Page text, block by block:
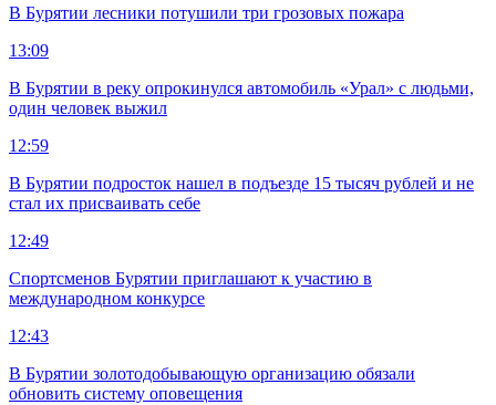
В Бурятии лесники потушили три грозовых пожара
13:09
В Бурятии в реку опрокинулся автомобиль «Урал» с людьми,
один человек выжил
12:59
В Бурятии подросток нашел в подъезде 15 тысяч рублей и не
стал их присваивать себе
12:49
Спортсменов Бурятии приглашают к участию в
международном конкурсе
12:43
В Бурятии золотодобывающую организацию обязали
обновить систему оповещения